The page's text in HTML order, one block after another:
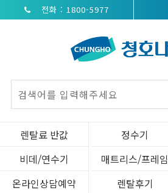
전화 : 1800-5977
렌탈료 반값 정수기
비데/연수기
매트리스/프레임
온라인상담예약
렌탈후기